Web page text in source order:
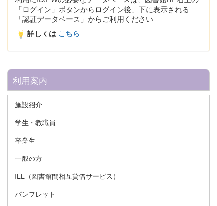
「ログイン」ボタンからログイン後、下に表示される
「認証データベース」からご利用ください
詳しくは こちら
利用案内
施設紹介
学生・教職員
卒業生
一般の方
ILL（図書館間相互貸借サービス）
パンフレット